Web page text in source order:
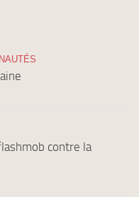
contre la